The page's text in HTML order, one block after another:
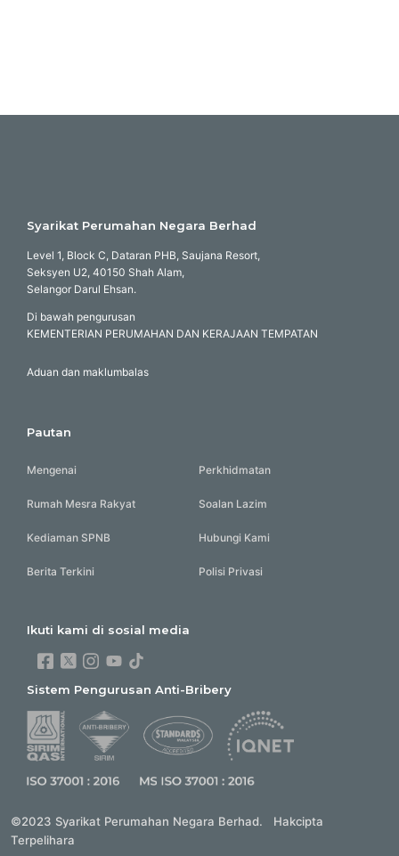
Syarikat Perumahan Negara Berhad
Level 1, Block C, Dataran PHB, Saujana Resort,
Seksyen U2, 40150 Shah Alam,
Selangor Darul Ehsan.
Di bawah pengurusan
KEMENTERIAN PERUMAHAN DAN KERAJAAN TEMPATAN
Aduan dan maklumbalas
Pautan
Mengenai Perkhidmatan
Rumah Mesra Rakyat Soalan Lazim
Kediaman SPNB Hubungi Kami
Berita Terkini Polisi Privasi
Ikuti kami di sosial media
Sistem Pengurusan Anti-Bribery
©2023 Syarikat Perumahan Negara Berhad. Hakcipta
Terpelihara